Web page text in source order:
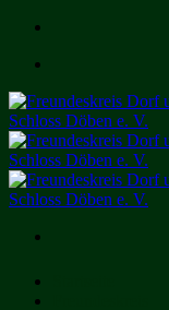
Zum
springen